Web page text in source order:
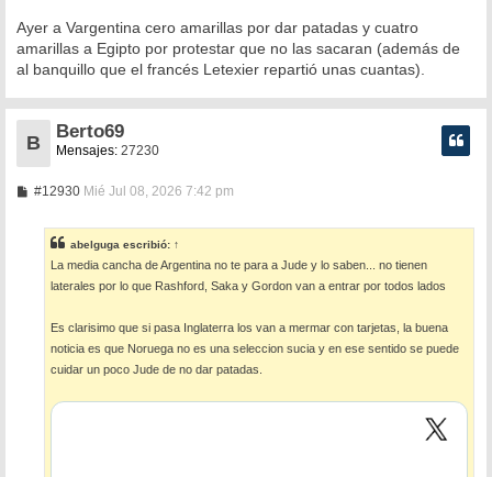
Ayer a Vargentina cero amarillas por dar patadas y cuatro
amarillas a Egipto por protestar que no las sacaran (además de
al banquillo que el francés Letexier repartió unas cuantas).
B
Berto69
Mensajes: 27230
#12930M
a
j
e
Mié Jul 08, 2026 7:42 pm
abelguga escribió: ↑
La media cancha de Argentina no te para a Jude y lo saben... no tienen
laterales por lo que Rashford, Saka y Gordon van a entrar por todos lados
Es clarisimo que si pasa Inglaterra los van a mermar con tarjetas, la buena
noticia es que Noruega no es una seleccion sucia y en ese sentido se puede
cuidar un poco Jude de no dar patadas.